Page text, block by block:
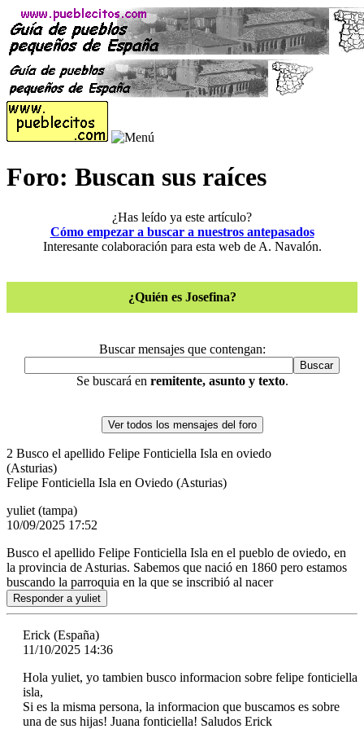
Foro: Buscan sus raíces
¿Has leído ya este artículo?
Cómo empezar a buscar a nuestros antepasados
Interesante colaboración para esta web de A. Navalón.
¿Quién es Josefina?
Buscar mensajes que contengan:
Se buscará en remitente, asunto y texto.
Ver todos los mensajes del foro
2 Busco el apellido Felipe Fonticiella Isla en oviedo
(Asturias)
Felipe Fonticiella Isla en Oviedo (Asturias)
yuliet (tampa)
10/09/2025 17:52
Busco el apellido Felipe Fonticiella Isla en el pueblo de oviedo, en
la provincia de Asturias. Sabemos que nació en 1860 pero estamos
buscando la parroquia en la que se inscribió al nacer
Responder a yuliet
Erick (España)
11/10/2025 14:36
Hola yuliet, yo tambien busco informacion sobre felipe fonticiella
isla,
Si es la misma persona, la informacion que buscamos es sobre
una de sus hijas! Juana fonticiella! Saludos Erick